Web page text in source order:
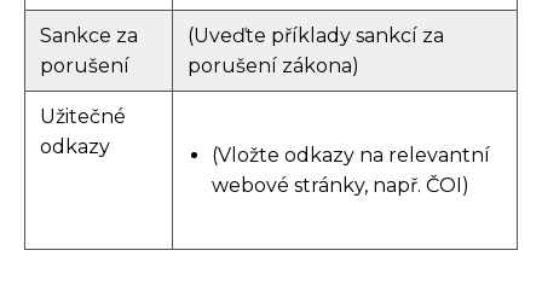
Sankce za
porušení
(Uveďte příklady sankcí za
porušení zákona)
Užitečné
odkazy
(Vložte odkazy na relevantní
webové stránky, např. ČOI)